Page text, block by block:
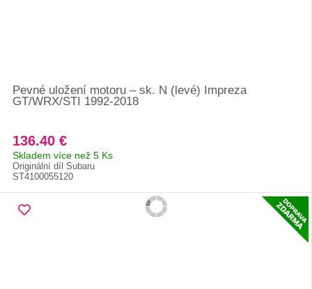
Pevné uložení motoru – sk. N (levé) Impreza
GT/WRX/STI 1992-2018
136.40 €
Skladem více než 5 Ks
Originální díl Subaru
ST4100055120